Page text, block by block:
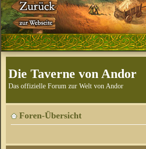
Die Taverne von Andor
Das offizielle Forum zur Welt von Andor
Foren-Übersicht